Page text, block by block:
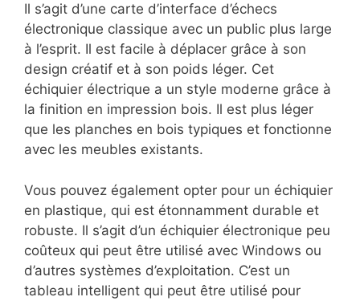
Il s’agit d’une carte d’interface d’échecs
électronique classique avec un public plus large
à l’esprit. Il est facile à déplacer grâce à son
design créatif et à son poids léger. Cet
échiquier électrique a un style moderne grâce à
la finition en impression bois. Il est plus léger
que les planches en bois typiques et fonctionne
avec les meubles existants.
Vous pouvez également opter pour un échiquier
en plastique, qui est étonnamment durable et
robuste. Il s’agit d’un échiquier électronique peu
coûteux qui peut être utilisé avec Windows ou
d’autres systèmes d’exploitation. C’est un
tableau intelligent qui peut être utilisé pour